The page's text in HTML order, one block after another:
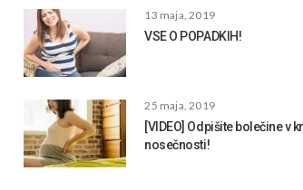
13 maja, 2019
VSE O POPADKIH!
25 maja, 2019
[VIDEO] Odpišite bolečine v
nosečnosti!